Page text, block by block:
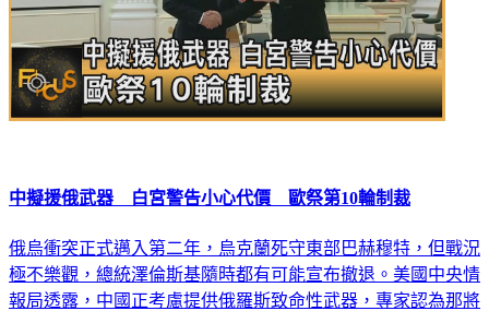
中擬援俄武器 白宮警告小心代價 歐祭第10輪制裁
俄烏衝突正式邁入第二年，烏克蘭死守東部巴赫穆特，但戰況
極不樂觀，總統澤倫斯基隨時都有可能宣布撤退。美國中央情
報局透露，中國正考慮提供俄羅斯致命性武器，專家認為那將